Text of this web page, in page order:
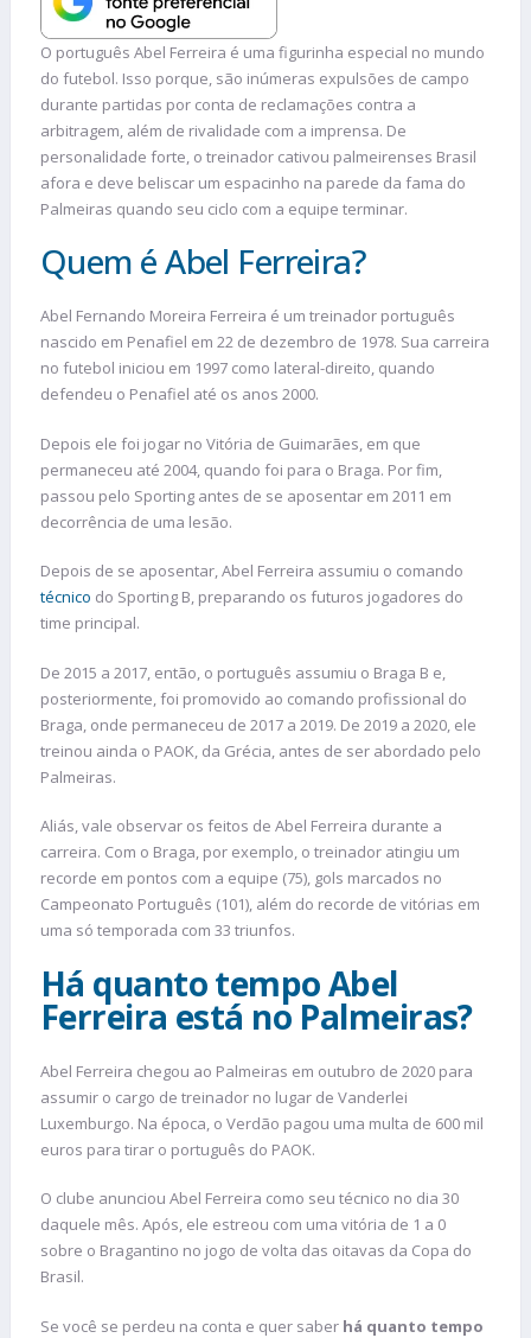
O português Abel Ferreira é uma figurinha especial no mundo
do futebol. Isso porque, são inúmeras expulsões de campo
durante partidas por conta de reclamações contra a
arbitragem, além de rivalidade com a imprensa. De
personalidade forte, o treinador cativou palmeirenses Brasil
afora e deve beliscar um espacinho na parede da fama do
Palmeiras quando seu ciclo com a equipe terminar.
Quem é Abel Ferreira?
Abel Fernando Moreira Ferreira é um treinador português
nascido em Penafiel em 22 de dezembro de 1978. Sua carreira
no futebol iniciou em 1997 como lateral-direito, quando
defendeu o Penafiel até os anos 2000.
Depois ele foi jogar no Vitória de Guimarães, em que
permaneceu até 2004, quando foi para o Braga. Por fim,
passou pelo Sporting antes de se aposentar em 2011 em
decorrência de uma lesão.
Depois de se aposentar, Abel Ferreira assumiu o comando
técnico do Sporting B, preparando os futuros jogadores do
time principal.
De 2015 a 2017, então, o português assumiu o Braga B e,
posteriormente, foi promovido ao comando profissional do
Braga, onde permaneceu de 2017 a 2019. De 2019 a 2020, ele
treinou ainda o PAOK, da Grécia, antes de ser abordado pelo
Palmeiras.
Aliás, vale observar os feitos de Abel Ferreira durante a
carreira. Com o Braga, por exemplo, o treinador atingiu um
recorde em pontos com a equipe (75), gols marcados no
Campeonato Português (101), além do recorde de vitórias em
uma só temporada com 33 triunfos.
Há quanto tempo Abel
Ferreira está no Palmeiras?
Abel Ferreira chegou ao Palmeiras em outubro de 2020 para
assumir o cargo de treinador no lugar de Vanderlei
Luxemburgo. Na época, o Verdão pagou uma multa de 600 mil
euros para tirar o português do PAOK.
O clube anunciou Abel Ferreira como seu técnico no dia 30
daquele mês. Após, ele estreou com uma vitória de 1 a 0
sobre o Bragantino no jogo de volta das oitavas da Copa do
Brasil.
Se você se perdeu na conta e quer saber há quanto tempo